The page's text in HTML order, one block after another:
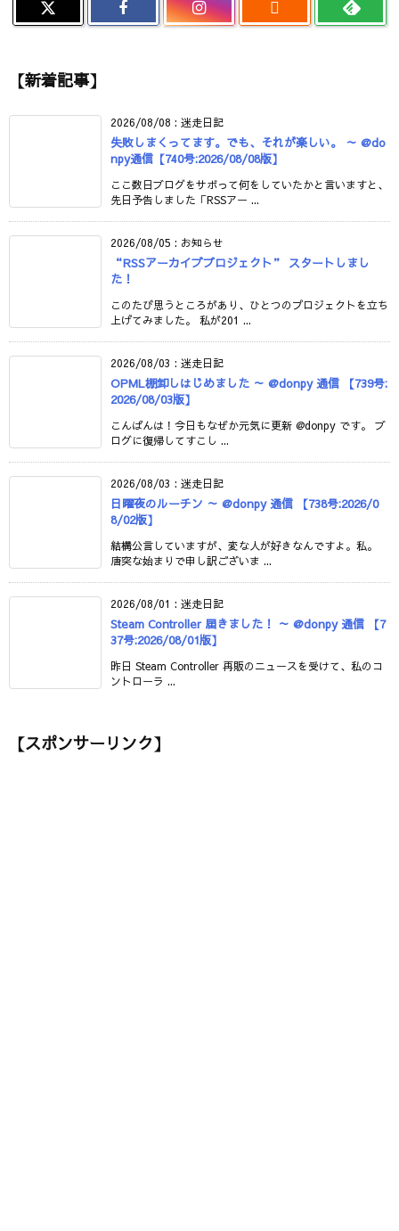

【新着記事】
2026/08/08 : 迷走日記
失敗しまくってます。でも、それが楽しい。 ～ @do
npy通信【740号:2026/08/08版】
ここ数日ブログをサボって何をしていたかと言いますと、
先日予告しました「RSSアー ...
2026/08/05 : お知らせ
“RSSアーカイブプロジェクト” スタートしまし
た！
このたび思うところがあり、ひとつのプロジェクトを立ち
上げてみました。 私が201 ...
2026/08/03 : 迷走日記
OPML棚卸しはじめました ～ @donpy 通信 【739号:
2026/08/03版】
こんばんは！今日もなぜか元気に更新 @donpy です。 ブ
ログに復帰してすこし ...
2026/08/03 : 迷走日記
日曜夜のルーチン ～ @donpy 通信 【738号:2026/0
8/02版】
結構公言していますが、変な人が好きなんですよ。私。
唐突な始まりで申し訳ございま ...
2026/08/01 : 迷走日記
Steam Controller 届きました！ ～ @donpy 通信 【7
37号:2026/08/01版】
昨日 Steam Controller 再販のニュースを受けて、私のコ
ントローラ ...
【スポンサーリンク】